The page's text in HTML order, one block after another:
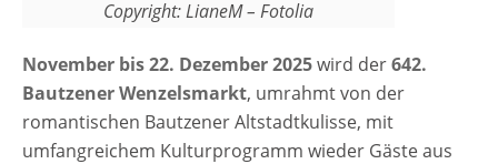
mehr als 100.000 Gäste aus allen Regionen
Veranstaltungen und Programmpunkte , wie
der traditionelle Stollenanschnitt, die
Märchenstunden, der Besuch…
Copyright: LianeM – Fotolia
November bis 22. Dezember 2025wird der642.
Bautzener Wenzelsmarkt, umrahmt von der
romantischen Bautzener Altstadtkulisse, mit
umfangreichem Kulturprogramm wieder Gäste aus